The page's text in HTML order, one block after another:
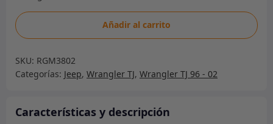
Centro
de
de
freno
3/16
Añadir al carrito
SKU: RGM3802
Categorías: Jeep, Wrangler TJ, Wrangler TJ 96 - 02
Características y descripción